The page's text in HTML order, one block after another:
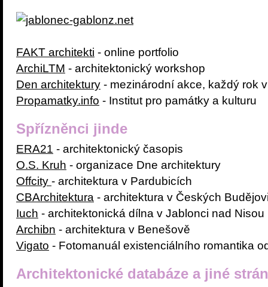
FAKT architekti - online portfolio
ArchiLTM - architektonický workshop
Den architektury - mezinárodní akce, každý rok
Propamatky.info - Institut pro památky a kulturu
Spřízněnci jinde
ERA21 - architektonický časopis
O.S. Kruh - organizace Dne architektury
Offcity - architektura v Pardubicích
CBArchitektura - architektura v Českých
Iuch - architektonická dílna v Jablonci nad Nisou
Archibn - architektura v Benešově
Vigato - Fotomanuál existenciálního romantika
Architektonické databáze a jiné